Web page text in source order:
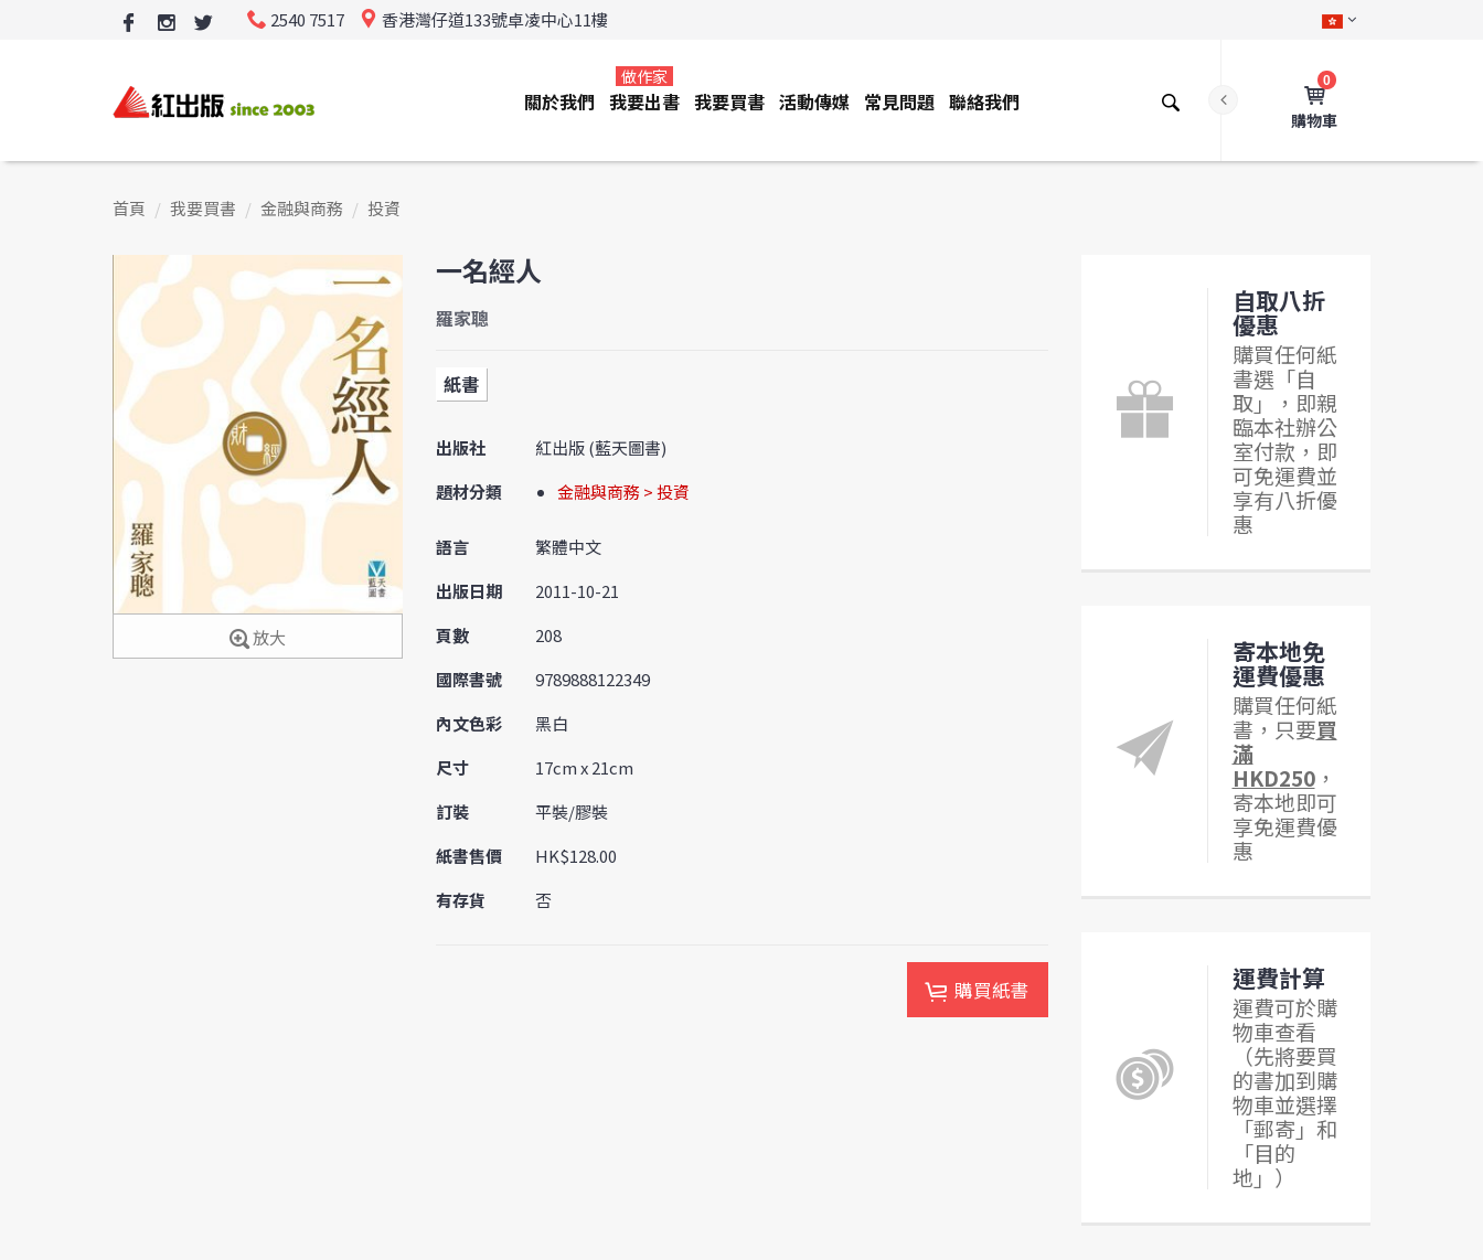
2540 7517 香港灣仔道133號卓凌中心11樓
0
購物車
關於我們 我要出書
做作家
我要買書 活動傳媒 常見問題 聯絡我們
首頁 我要買書 金融與商務 投資
放大
一名經人
羅家聰
紙書
出版社
紅出版 (藍天圖書)
題材分類
金融與商務 > 投資
語言
繁體中文
出版日期
2011-10-21
頁數
208
國際書號
9789888122349
內文色彩
黑白
尺寸
17cm x 21cm
訂裝
平裝/膠裝
紙書售價
HK$128.00
有存貨
否
購買紙書
自取八折
優惠
購買任何紙
書選「自
取」，即親
臨本社辦公
室付款，即
可免運費並
享有八折優
惠
寄本地免
運費優惠
購買任何紙
書，只要買
滿
HKD250，
寄本地即可
享免運費優
惠
運費計算
運費可於購
物車查看
（先將要買
的書加到購
物車並選擇
「郵寄」和
「目的
地」）